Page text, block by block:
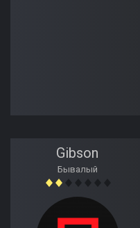
Gibson
Бывалый